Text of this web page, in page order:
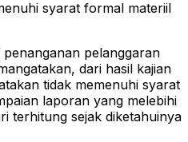
syarat formal materiil
pelanggaran
dari hasil kajian
tidak memenuhi syarat
laporan yang melebihi
terhitung sejak diketahuinya